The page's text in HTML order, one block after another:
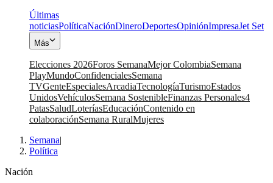
Últimas
noticiasPolíticaNaciónDineroDeportesOpiniónImpresaJet Set
Más
Elecciones 2026Foros SemanaMejor ColombiaSemana
PlayMundoConfidencialesSemana
TVGenteEspecialesArcadiaTecnologíaTurismoEstados
UnidosVehículosSemana SostenibleFinanzas Personales4
PatasSaludLoteríasEducaciónContenido en
colaboraciónSemana RuralMujeres
Semana|
Política
Nación